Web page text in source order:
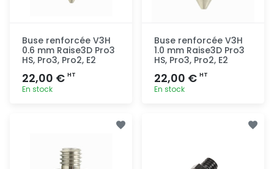
Buse renforcée V3H
0.6 mm Raise3D Pro3
HS, Pro3, Pro2, E2
22,00 € HT
En stock
Buse renforcée V3H
1.0 mm Raise3D Pro3
HS, Pro3, Pro2, E2
22,00 € HT
En stock